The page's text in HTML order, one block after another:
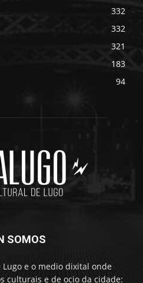
332
332
321
183
94
SOMOS
e o medio dixital onde
culturais e de ocio da cidade: